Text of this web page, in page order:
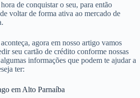
de conquistar o seu, para então
voltar de forma ativa ao mercado de
agora em nosso artigo vamos
seu cartão de crédito conforme nossas
informações que podem te ajudar a
ter:
em Alto Parnaíba